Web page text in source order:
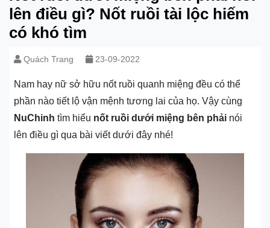
lên điều gì? Nốt ruồi tài lộc hiếm
có khó tìm
Quách Trang 23-09-2022
Nam hay nữ sở hữu nốt ruồi quanh miệng đều có thể
phần nào tiết lộ vận mệnh tương lai của họ. Vậy cùng
NuChinh tìm hiểu nốt ruồi dưới miệng bên phải nói
lên điều gì qua bài viết dưới đây nhé!